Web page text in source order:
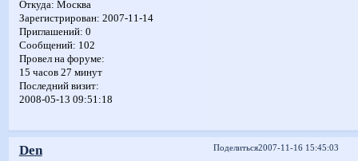
Откуда: Москва
Зарегистрирован: 2007-11-14
Приглашений: 0
Сообщений: 102
Провел на форуме:
15 часов 27 минут
Последний визит:
2008-05-13 09:51:18
Поделиться2007-11-16 15:45:03
Den